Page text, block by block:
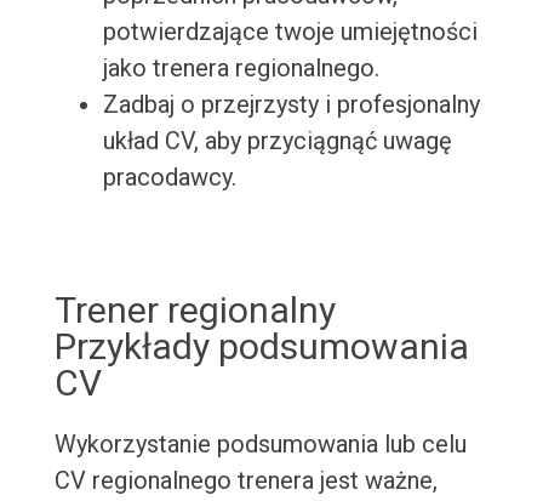
potwierdzające twoje umiejętności
jako trenera regionalnego.
Zadbaj o przejrzysty i profesjonalny
układ CV, aby przyciągnąć uwagę
pracodawcy.
Trener regionalny
Przykłady podsumowania
CV
Wykorzystanie podsumowania lub celu
CV regionalnego trenera jest ważne,